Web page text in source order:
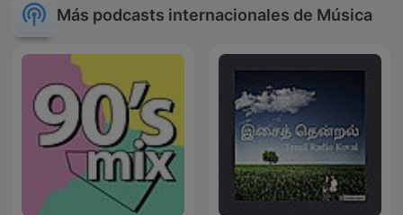
Más podcasts internacionales de Música